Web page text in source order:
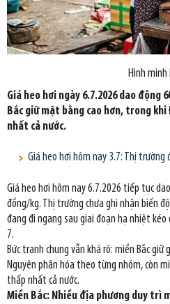
Hình minh
Giá heo hơi ngày 6.7.2026 dao động
Bắc giữ mặt bằng cao hơn, trong khi
nhất cả nước.
Giá heo hơi hôm nay 3.7: Thị
Giá heo hơi hôm nay 6.7.2026 tiếp tục
đồng/kg. Thị trường chưa ghi nhận biến
đang đi ngang sau giai đoạn hạ nhiệt
7.
Bức tranh chung vẫn khá rõ: miền Bắc
Nguyên phân hóa theo từng nhóm, còn
thấp nhất cả nước.
Miền Bắc: Nhiều địa phương duy trì